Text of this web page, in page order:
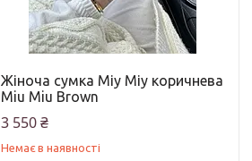
Жіноча сумка Міу Міу коричнева
Miu Miu Brown
3 550 ₴
Немає в наявності